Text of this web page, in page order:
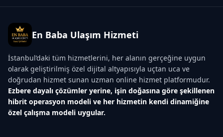
En Baba Ulaşım Hizmeti
İstanbul’daki tüm hizmetlerini, her alanın gerçeğine uygun
olarak geliştirilmiş özel dijital altyapısıyla uçtan uca ve
doğrudan hizmet sunan uzman online hizmet platformudur.
Ezbere dayalı çözümler yerine, işin doğasına göre şekillenen
hibrit operasyon modeli ve her hizmetin kendi dinamiğine
özel çalışma modeli uygular.